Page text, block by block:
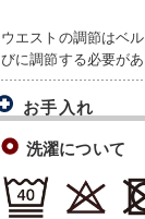
ウエストの調節はベ
びに調節する必要があ
お手入れ
洗濯について